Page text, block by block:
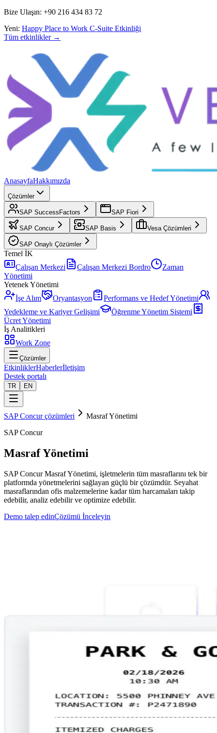
Bize Ulaşın: +90 216 434 83 72
Yeni: Happy Place to Work C-Suite Etkinliği
Tüm etkinlikler →
AnasayfaHakkımızda
Çözümler
SAP SuccessFactors SAP Fiori
SAP Concur SAP Basis Vesa Çözümleri
SAP Onaylı Çözümler
Temel İK
Çalışan Merkezi
Çalışan Merkezi Bordro
Zaman
Yönetimi
Yetenek Yönetimi
İşe Alım
Oryantasyon
Performans ve Hedef Yönetimi
Yedekleme ve Kariyer Gelişimi
Öğrenme Yönetim Sistemi
Ücret Yönetimi
İş Analitikleri
Work Zone
Çözümler
EtkinliklerHaberlerİletişim
Destek portalı
TR EN
SAP Concur çözümleri
Masraf Yönetimi
SAP Concur
Masraf Yönetimi
SAP Concur Masraf Yönetimi, işletmelerin tüm masraflarını tek bir
platformda yönetmelerini sağlayan güçlü bir çözümdür. Seyahat
masraflarından ofis malzemelerine kadar tüm harcamaları takip
edebilir, analiz edebilir ve optimize edebilir.
Demo talep edinÇözümü İnceleyin